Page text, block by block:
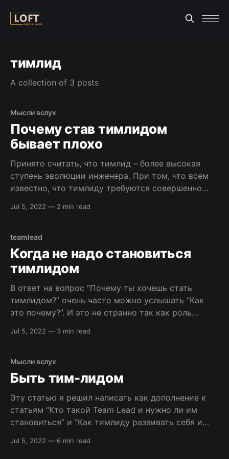
тимлид
A collection of 3 posts
Мысли вслух
Почему став тимлидом
бывает плохо
Принято считать, что тимлид – более высокая
ступень эволюции инженера. При том, что всем
известно, что тимлиду требуются совершенно
факт остается неизменным – большинство
Иногда потому что кажется, что сотрудник
получит новую мотивацию, ведь это же
повышение. Иногда
Jul 5, 2022 — 2 min read
teamlead
Когда не надо становиться
тимлидом
В ответ на вопрос “Почему ты хочешь стать
тимлидом?” очень часто можно услышать “Как
это почему?”. И это не странно так как роль
и почетной, особенно с позиции джуниор-
уровень заработной платы тим-лида и получаем
Jul 5, 2022 — 3 min read
Мысли вслух
Быть тим-лидом
Эту статью я решил написать как дополнение к
статьям “Кто такой Team Lead и нужно ли им
становиться” и “Как тимлиду развивать себя и
является логическим продолжением рассказывая
Jul 5, 2022 — 6 min read